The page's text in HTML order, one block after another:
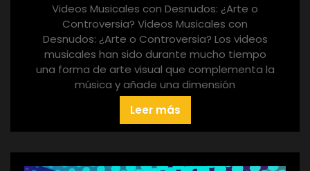
Videos Musicales con Desnudos: ¿Arte o
Controversia? Videos Musicales con
Desnudos: ¿Arte o Controversia? Los videos
musicales han sido durante mucho tiempo
una forma de arte visual que complementa la
música y añade una dimensión
Leer más